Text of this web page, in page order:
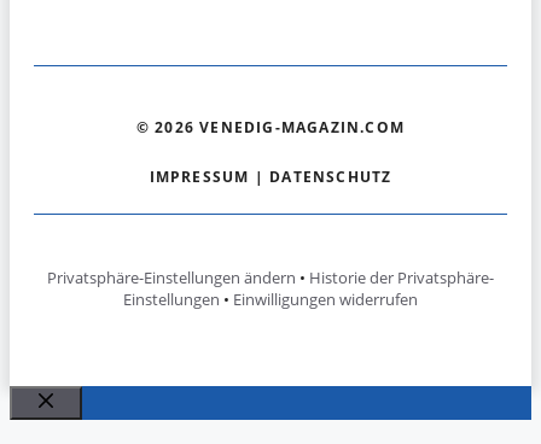
© 2026 VENEDIG-MAGAZIN.COM
IMPRESSUM | DATENSCHUTZ
Privatsphäre-Einstellungen ändern • Historie der Privatsphäre-
Einstellungen • Einwilligungen widerrufen
Schließen